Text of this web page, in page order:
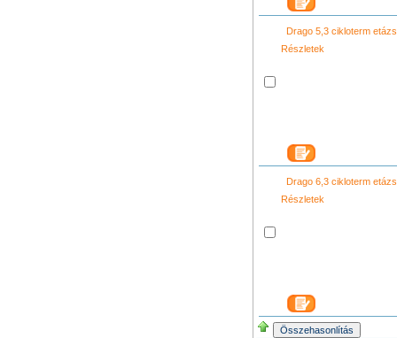
Drago 5,3 cikloterm
Részletek
Drago 6,3 cikloterm
Részletek